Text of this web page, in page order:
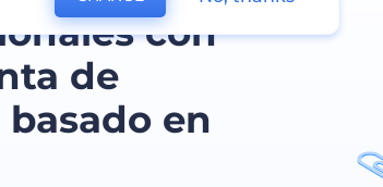
con
de
en